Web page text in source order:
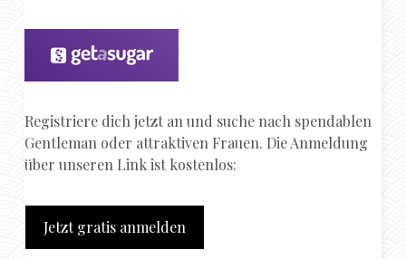
Registriere dich jetzt an und suche nach spendablen
Gentleman oder attraktiven Frauen. Die Anmeldung
über unseren Link ist kostenlos:
Jetzt gratis anmelden